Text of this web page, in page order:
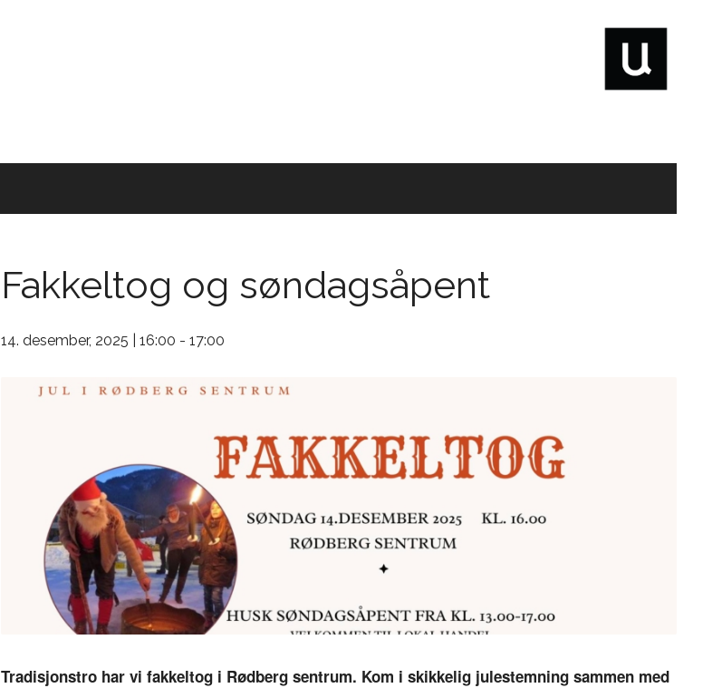
Fakkeltog og søndagsåpent
14. desember, 2025 | 16:00 - 17:00
Tradisjonstro har vi fakkeltog i Rødberg sentrum. Kom i skikkelig julestemning sammen med